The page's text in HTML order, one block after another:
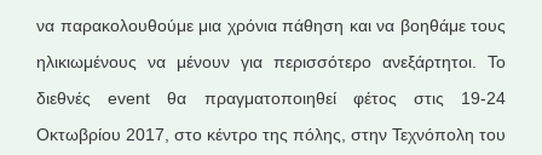
να παρακολουθούμε μια χρόνια πάθηση και να βοηθάμε τους
ηλικιωμένους να μένουν για περισσότερο ανεξάρτητοι. Το
διεθνές event θα πραγματοποιηθεί φέτος στις 19-24
Οκτωβρίου 2017, στο κέντρο της πόλης, στην Τεχνόπολη του